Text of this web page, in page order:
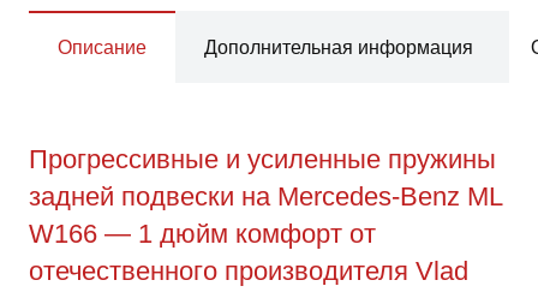
Описание Дополнительная информация
Прогрессивные и усиленные пружины
задней подвески на Mercedes-Benz ML
W166 — 1 дюйм комфорт от
отечественного производителя Vlad